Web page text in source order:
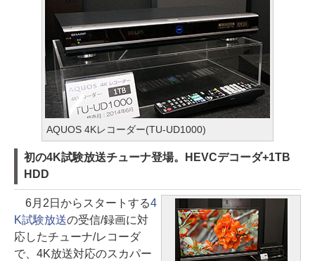
AQUOS 4Kレコーダー(TU-UD1000)
初の4K試験放送チューナ登場。HEVCデコーダ+1TB
HDD
6月2日からスタートする4
K試験放送の受信/録画に対
応したチューナ/レコーダ
で、4K放送対応のスカパー